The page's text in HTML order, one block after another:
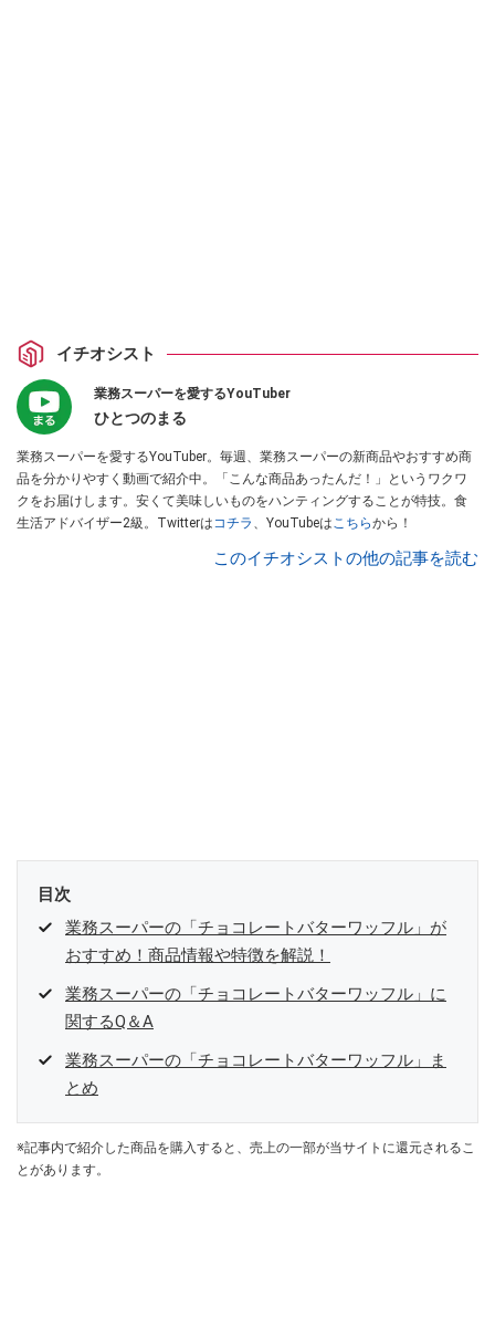
イチオシスト
業務スーパーを愛するYouTuber
ひとつのまる
業務スーパーを愛するYouTuber。毎週、業務スーパーの新商品やおすすめ商
品を分かりやすく動画で紹介中。「こんな商品あったんだ！」というワクワ
クをお届けします。安くて美味しいものをハンティングすることが特技。食
生活アドバイザー2級。Twitterはコチラ 、YouTubeはこちらから！
このイチオシストの他の記事を読む
目次
業務スーパーの「チョコレートバターワッフル」が
おすすめ！商品情報や特徴を解説！
業務スーパーの「チョコレートバターワッフル」に
関するQ＆A
業務スーパーの「チョコレートバターワッフル」ま
とめ
※記事内で紹介した商品を購入すると、売上の一部が当サイトに還元されるこ
とがあります。